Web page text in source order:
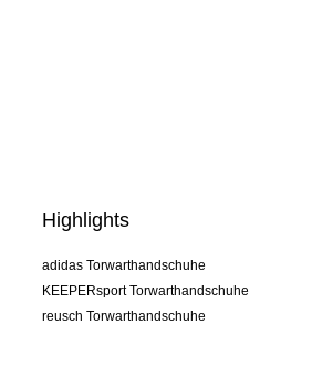
Highlights
adidas Torwarthandschuhe
KEEPERsport Torwarthandschuhe
reusch Torwarthandschuhe